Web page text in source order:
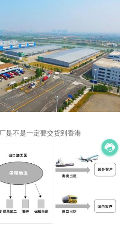
是不是一定要交货到香港